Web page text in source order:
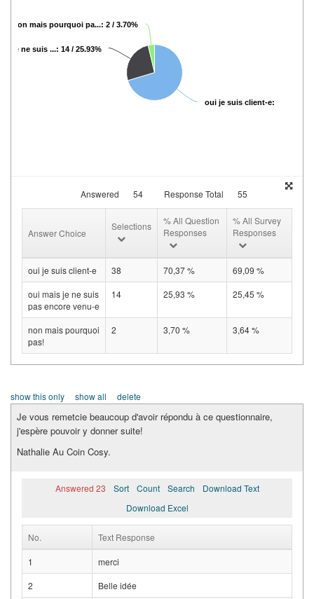
oui je suis client-e: 38 /
je ne suis ...: 14 / 25.93%
non mais pourquoi pa...: 2 / 3.70%
Answered 54 Response Total 55
Answer Choice
Selections
% All Question
Responses
% All Survey
Responses
oui je suis client-e 38 70,37 %
69,09 %
oui mais je ne suis
pas encore venu-e
14 25,93 % 25,45 %
non mais pourquoi
pas!
2 3,70 % 3,64 %
show this only show all delete
Je vous remetcie beaucoup d'avoir répondu à ce questionnaire,
j'espère pouvoir y donner suite!
Nathalie Au Coin Cosy.
Answered 23 Sort Count Search
Download Text
Download Excel
No. Text Response
1
merci
2
Belle idée